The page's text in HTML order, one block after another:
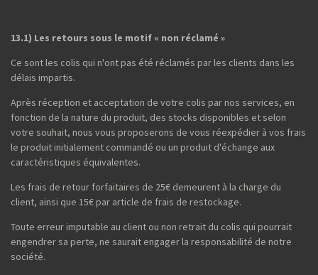
13.1) Les retours sous le motif « non réclamé »
Ce sont les colis qui n'ont pas été réclamés par les clients dans les
délais impartis.
Après réception et acceptation de votre colis par nos services, en
fonction de la nature du produit, des stocks disponibles et selon
votre souhait, nous vous proposerons de vous réexpédier à vos frais
le produit initialement commandé ou un produit d'échange aux
caractéristiques équivalentes.
Les frais de retour forfaitaires de 25€ demeurent à la charge du
client, ainsi que 15€ par article de frais de restockage.
Toute erreur imputable au client ou non retrait du colis qui pourrait
engendrer sa perte, ne saurait engager la responsabilité de notre
société.